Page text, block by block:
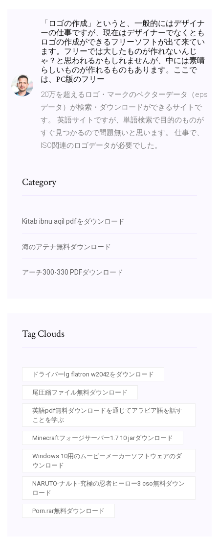
「ロゴの作成」というと、一般的にはデザイナ
ーの仕事ですが、現在はデザイナーでなくとも
ロゴの作成ができるフリーソフトが出て来てい
ます。フリーでは大したものが作れないんじ
ゃ？と思われるかもしれませんが、中には素晴
らしいものが作れるものもあります。ここで
は、PC版のフリー
20万を超えるロゴ・マークのベクターデータ（eps
データ）が検索・ダウンロードができるサイトで
す。 英語サイトですが、単語検索で目的のものが
すぐ見つかるので問題無いと思います。 仕事で、
ISO関連のロゴデータが必要でした。
Category
Kitab ibnu aqil pdfをダウンロード
海のアテナ無料ダウンロード
アーチ300-330 PDFダウンロード
Tag Clouds
ドライバーlg flatron w2042をダウンロード
尾圧縮ファイル無料ダウンロード
英語pdf無料ダウンロードを通じてアラビア語を話す
ことを学ぶ
Minecraftフォージサーバー1.7 10 jarダウンロード
Windows 10用のムービーメーカーソフトウェアのダ
ウンロード
NARUTO-ナルト-究極の忍者ヒーロー3 cso無料ダウン
ロード
Porn.rar無料ダウンロード